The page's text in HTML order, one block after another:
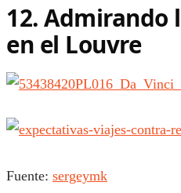
12. Admirando
en el Louvre
Fuente: sergeymk